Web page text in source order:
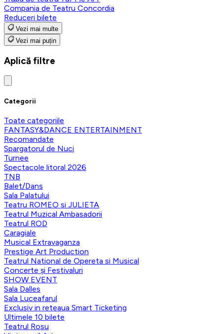
Compania de Teatru Concordia
Reduceri bilete
Vezi mai multe
Vezi mai puțin
Aplică filtre
Categorii
Toate categoriile
FANTASY&DANCE ENTERTAINMENT
Recomandate
Spargatorul de Nuci
Turnee
Spectacole litoral 2026
TNB
Balet/Dans
Sala Palatului
Teatru ROMEO si JULIETA
Teatrul Muzical Ambasadorii
Teatrul ROD
Caragiale
Musical Extravaganza
Prestige Art Production
Teatrul National de Opereta si Musical
Concerte și Festivaluri
SHOW EVENT
Sala Dalles
Sala Luceafarul
Exclusiv in reteaua Smart Ticketing
Ultimele 10 bilete
Teatrul Rosu